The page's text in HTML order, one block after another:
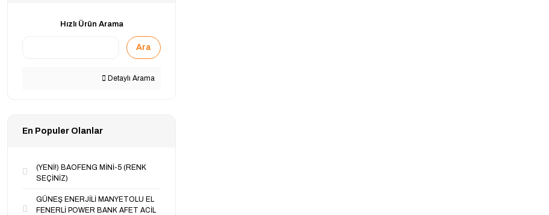
Hızlı Ürün Arama
Ara
Detaylı Arama
En Populer Olanlar
(YENİ!) BAOFENG MİNİ-5 (RENK
SEÇİNİZ)
GÜNEŞ ENERJİLİ MANYETOLU EL
FENERLİ POWER BANK AFET ACİL